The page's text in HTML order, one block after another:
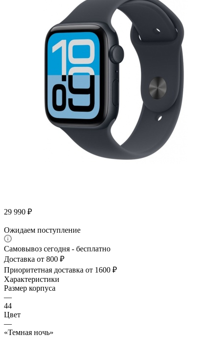
29 990 ₽
Ожидаем поступление
Самовывоз сегодня - бесплатно
Доставка от 800 ₽
Приоритетная доставка от 1600 ₽
Характеристики
Размер корпуса
—
44
Цвет
—
«Темная ночь»